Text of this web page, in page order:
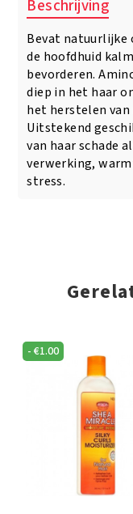
Breakage
Detangling
Conditioner
354
ml
aantal
Beschrijving
Bevat natuurlijke
de hoofdhuid
bevorderen.
diep in het haar
het herstelen
Uitstekend
van haar schade
verwerking,
stress.
-€1.00